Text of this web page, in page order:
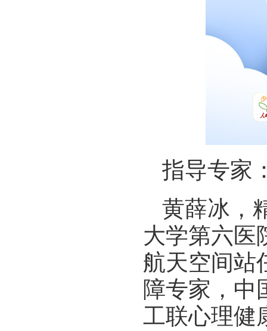
指导专家
黄薛冰，
大学第六医
航天空间站
障专家，中
工联心理健